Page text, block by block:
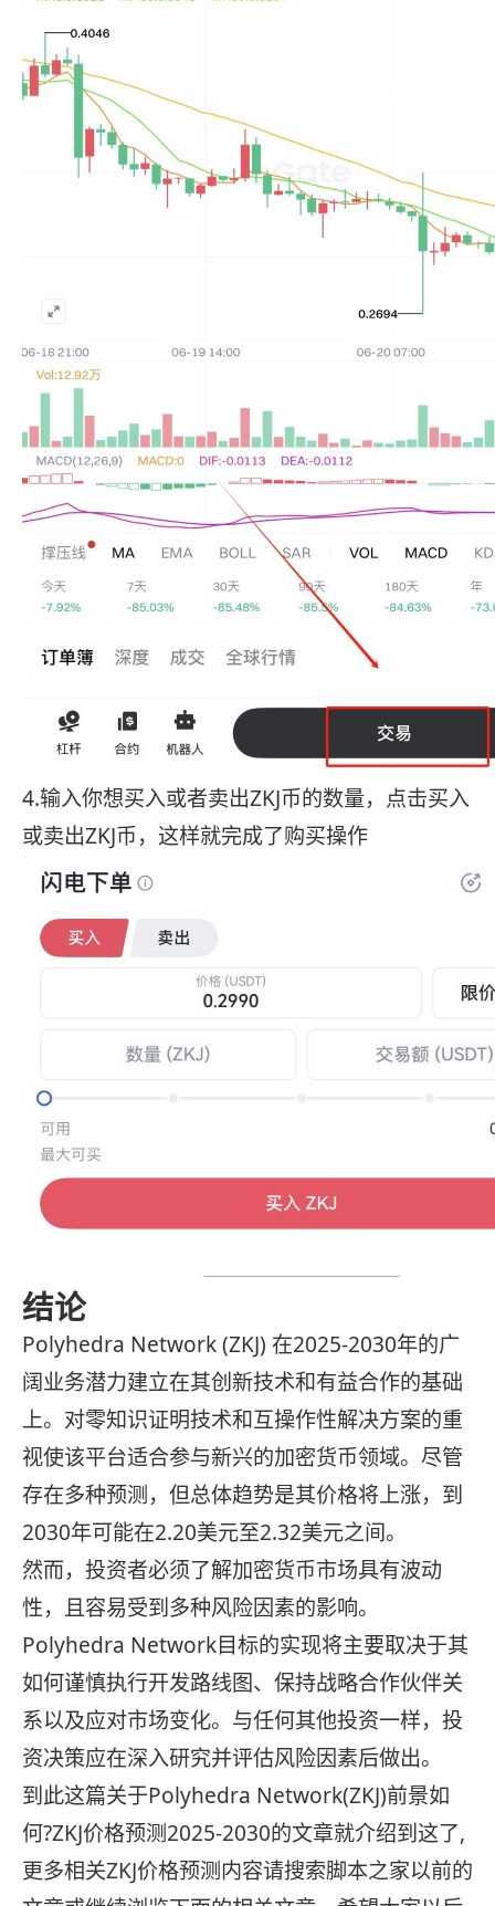
4.输入你想买入或者卖出ZKJ币的数量，点击买入
或卖出ZKJ币，这样就完成了购买操作
结论
Polyhedra Network (ZKJ) 在2025-2030年的广
阔业务潜力建立在其创新技术和有益合作的基础
上。对零知识证明技术和互操作性解决方案的重
视使该平台适合参与新兴的加密货币领域。尽管
存在多种预测，但总体趋势是其价格将上涨，到
2030年可能在2.20美元至2.32美元之间。
然而，投资者必须了解加密货币市场具有波动
性，且容易受到多种风险因素的影响。
Polyhedra Network目标的实现将主要取决于其
如何谨慎执行开发路线图、保持战略合作伙伴关
系以及应对市场变化。与任何其他投资一样，投
资决策应在深入研究并评估风险因素后做出。
到此这篇关于Polyhedra Network(ZKJ)前景如
何?ZKJ价格预测2025-2030的文章就介绍到这了,
更多相关ZKJ价格预测内容请搜索脚本之家以前的